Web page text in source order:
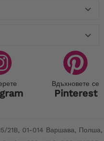


Вдъхновете се
Pinterest
21B, 01-014 Варшава, Полша,